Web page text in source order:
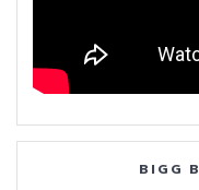
BIGG